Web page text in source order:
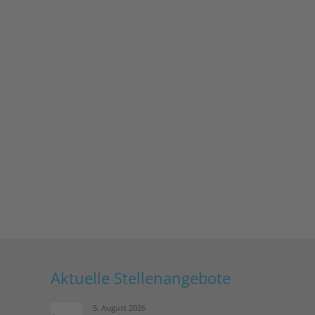
Aktuelle Stellenangebote
5. August 2026